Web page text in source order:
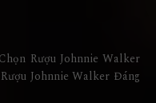
Rượu Johnnie Walker
Johnnie Walker Đáng